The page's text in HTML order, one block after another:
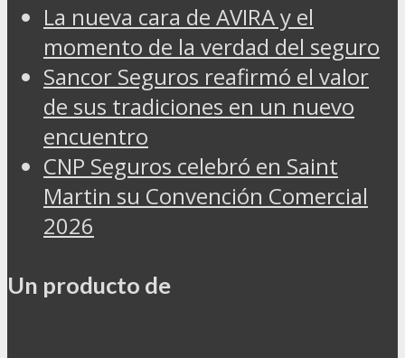
La nueva cara de AVIRA y el
momento de la verdad del seguro
Sancor Seguros reafirmó el valor
de sus tradiciones en un nuevo
encuentro
CNP Seguros celebró en Saint
Martin su Convención Comercial
2026
Un producto de